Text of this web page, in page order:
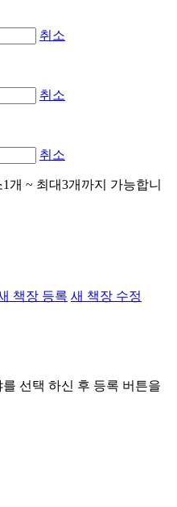
취소
취소
취소
개 ~ 최대3개까지 가능합니
책장 등록 새 책장 수정
선택 하신 후 등록 버튼을